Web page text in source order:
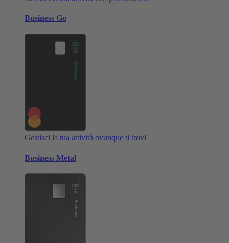
Business Go
Gestisci la tua attività ovunque ti trovi
Business Metal